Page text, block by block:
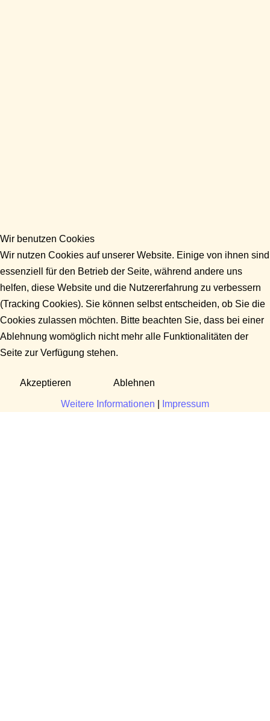
Wir benutzen Cookies
Wir nutzen Cookies auf unserer Website. Einige von ihnen sind
essenziell für den Betrieb der Seite, während andere uns
helfen, diese Website und die Nutzererfahrung zu verbessern
(Tracking Cookies). Sie können selbst entscheiden, ob Sie die
Cookies zulassen möchten. Bitte beachten Sie, dass bei einer
Ablehnung womöglich nicht mehr alle Funktionalitäten der
Seite zur Verfügung stehen.
Akzeptieren Ablehnen
Weitere Informationen Impressum